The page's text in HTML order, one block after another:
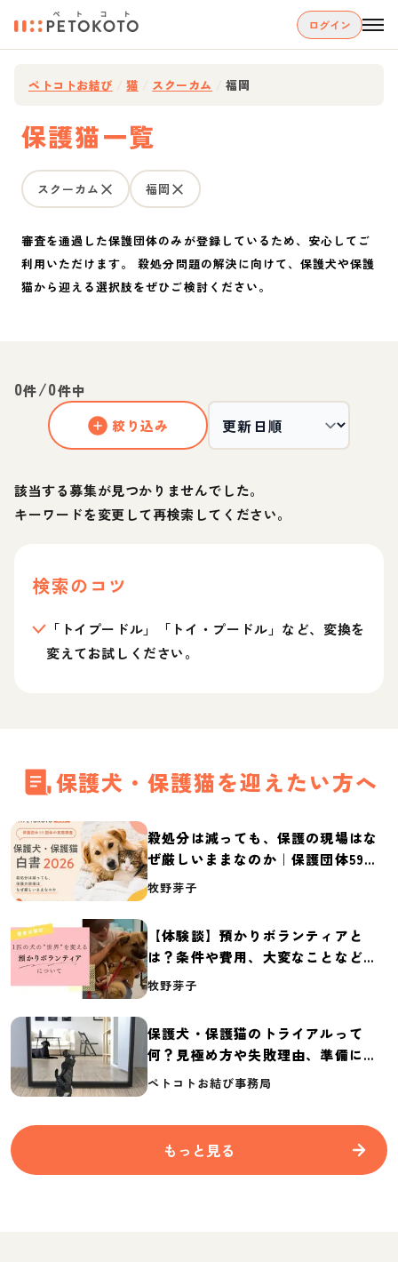
ログイン
ペトコトお結び 猫 スクーカム 福岡
保護猫一覧
スクーカム 福岡
審査を通過した保護団体のみが登録しているため、安心してご
利用いただけます。 殺処分問題の解決に向けて、保護犬や保護
猫から迎える選択肢をぜひご検討ください。
0件/0件中
絞り込み
該当する募集が見つかりませんでした。
キーワードを変更して再検索してください。
検索のコツ
「トイプードル」「トイ・プードル」など、変換を
変えてお試しください。
保護犬・保護猫を迎えたい方へ
殺処分は減っても、保護の現場はな
ぜ厳しいままなのか｜保護団体59団
体の実態調査【保護犬・保護猫白書
牧野芽子
【体験談】預かりボランティアと
は？条件や費用、大変なことなど紹
介
牧野芽子
保護犬・保護猫のトライアルって
何？見極め方や失敗理由、準備に必
要なものを紹介
ペトコトお結び事務局
もっと見る